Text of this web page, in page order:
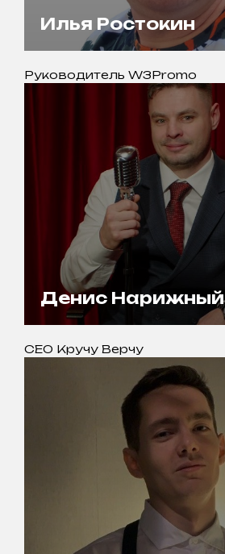
Илья Ростокин
Руководитель W3Promo
Денис Нарижный
CEO Кручу Верчу